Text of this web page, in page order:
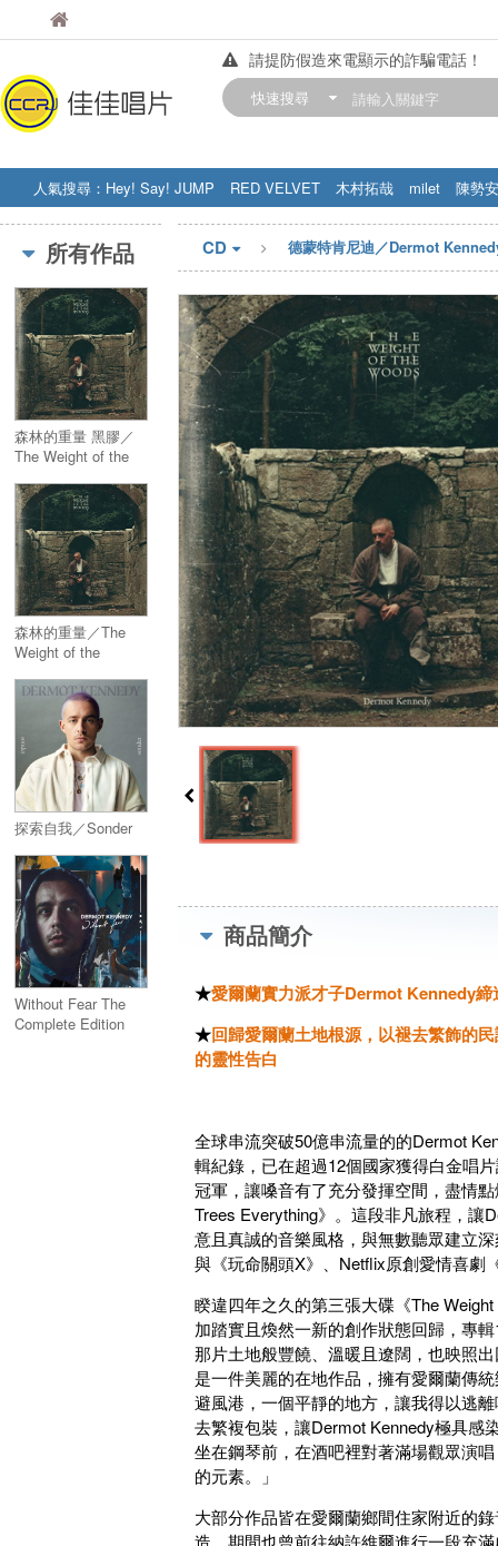
佳佳唱片
請提防假造來電顯示的詐騙電話！
【中華門市營業時間調整公告】
快速搜尋
人氣搜尋： Hey! Say! JUMP RED VELVET 木村拓哉 milet
陳勢安
STRAY KIDS
盧廣仲 周杰伦
所有作品
森林的重量 黑膠／
The Weight of the
森林的重量／The
Weight of the
探索自我／Sonder
Without Fear The
Complete Edition
CD 德蒙特肯尼迪／Dermot
商品簡介
★愛爾蘭實力派才子Dermot Kennedy
★回歸愛爾蘭土地根源，以褪去繁飾的
的靈性告白
全球串流突破50億串流量的的Dermot
輯紀錄，已在超過12個國家獲得白金唱
冠軍，讓嗓音有了充分發揮空間，盡情
Trees Everything》。這段非凡旅程，讓
意且真誠的音樂風格，與無數聽眾建立
與《玩命關頭X》、Netflix原創愛情喜劇
睽違四年之久的第三張大碟《The
加踏實且煥然一新的創作狀態回歸，專
那片土地般豐饒、溫暖且遼闊，也映照
是一件美麗的在地作品，擁有愛爾蘭傳
避風港，一個平靜的地方，讓我得以逃
去繁複包裝，讓Dermot Kennedy極具感
坐在鋼琴前，在酒吧裡對著滿場觀眾演
的元素。」
大部分作品皆在愛爾蘭鄉間住家附近的
造，期間也曾前往納許維爾進行一段充